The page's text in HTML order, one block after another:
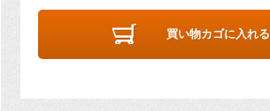
買い物カゴに入れる